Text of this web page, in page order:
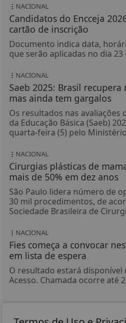
NACIONAL
Candidatos do Encceja
cartão de inscrição
Documento indica data,
que serão aplicadas no dia
NACIONAL
Saeb 2025: Brasil
mas ainda tem gargalos
Os resultados nas avaliações
da Educação Básica (Saeb)
quarta-feira (5) pelo
NACIONAL
Cirurgias plásticas de
mais de 50% em dez anos
São Paulo lidera número de
30 mil procedimentos, de
Sociedade Brasileira de
NACIONAL
Fies começa a convocar
em lista de espera
O resultado estará disponível
Acesso. Chamada ocorre até